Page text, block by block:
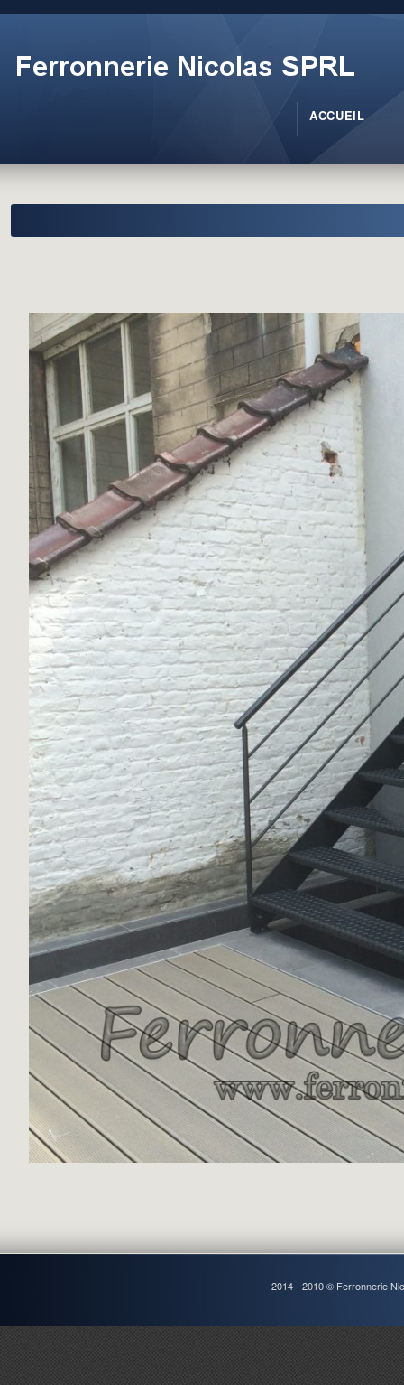
ACCUEIL
2014 - 2010 © Ferronnerie